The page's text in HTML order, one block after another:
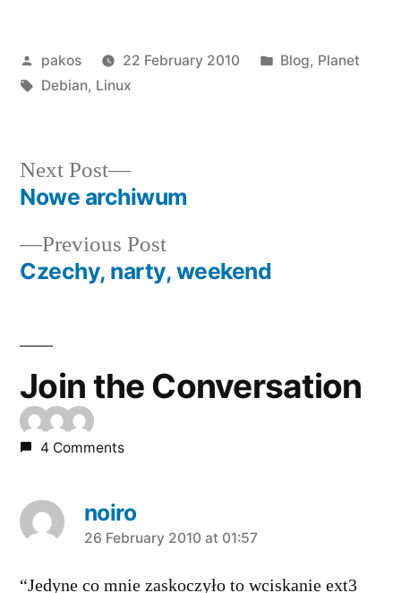
Posted
by
pakos 22 February 2010
Posted
Blog, Planet
Tags:
Debian, Linux
Post
navigation
Previous PostPrevious
post:
Czechy, narty, weekend
Next Post
Next
post:
Nowe archiwum
Join the Conversation
4 Comments
noiro
says:
26 February 2010 at 01:57
“Jedyne co mnie zaskoczyło to wciskanie ext3